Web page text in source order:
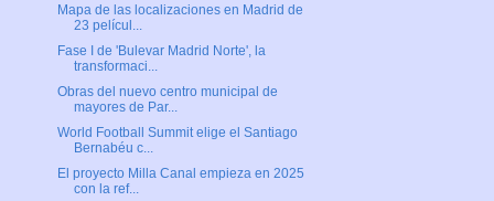
Mapa de las localizaciones en Madrid de
23 películ...
Fase I de 'Bulevar Madrid Norte', la
transformaci...
Obras del nuevo centro municipal de
mayores de Par...
World Football Summit elige el Santiago
Bernabéu c...
El proyecto Milla Canal empieza en 2025
con la ref...